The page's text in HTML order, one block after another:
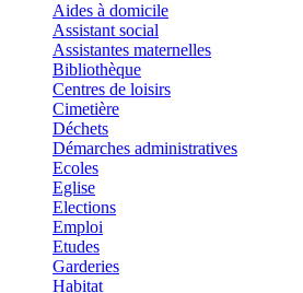
Aides à domicile
Assistant social
Assistantes maternelles
Bibliothèque
Centres de loisirs
Cimetière
Déchets
Démarches administratives
Ecoles
Eglise
Elections
Emploi
Etudes
Garderies
Habitat